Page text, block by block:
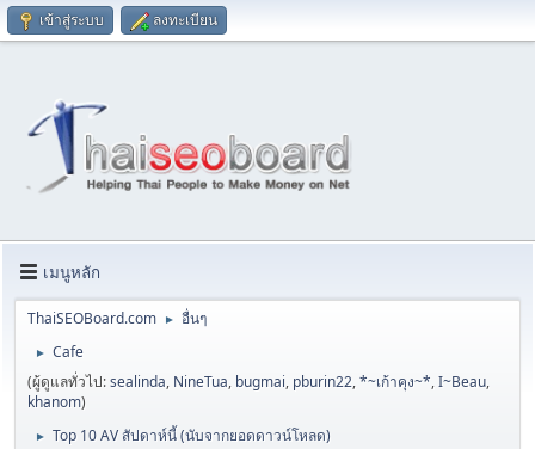
เข้าสู่ระบบ ลงทะเบียน
เมนูหลัก
ThaiSEOBoard.com ► อื่นๆ
►
Cafe
(ผู้ดูแลทั่วไป:sealinda, NineTua, bugmai, pburin22,*~เก้าคุง~*,I~Beau,
khanom)
► Top 10 AV สัปดาห์นี้ (นับจากยอดดาวน์โหลด)